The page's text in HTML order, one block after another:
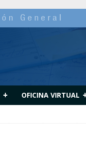
+ OFICINA VIRTUAL